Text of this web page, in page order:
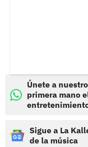
Únete a
primera mano
Sigue a La
de la música